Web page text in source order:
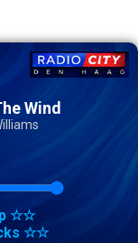
Wind
☆☆
☆☆